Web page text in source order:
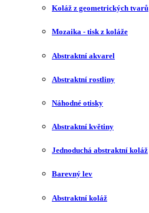
Koláž z geometrických tvarů
Mozaika - tisk z koláže
Abstraktní akvarel
Abstraktní rostliny
Náhodné otisky
Abstraktní květiny
Jednoduchá abstraktní koláž
Barevný lev
Abstraktní koláž